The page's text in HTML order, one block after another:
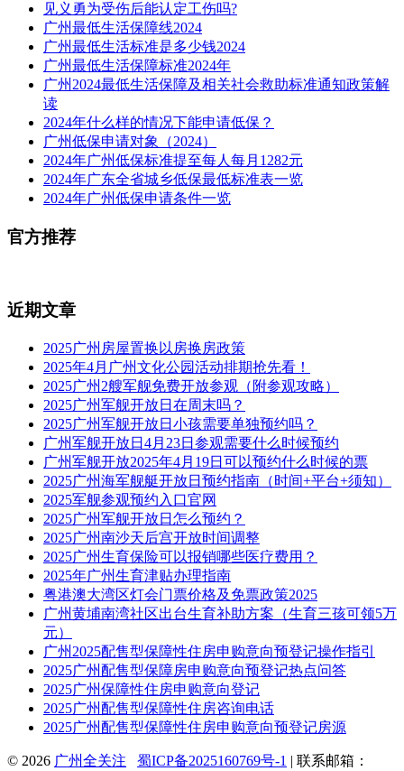
见义勇为受伤后能认定工伤吗?
广州最低生活保障线2024
广州最低生活标准是多少钱2024
广州最低生活保障标准2024年
广州2024最低生活保障及相关社会救助标准通知政策解
读
2024年什么样的情况下能申请低保？
广州低保申请对象（2024）
2024年广州低保标准提至每人每月1282元
2024年广东全省城乡低​保最低标准表一览
2024年广州低保申请条件一览
官方推荐
近期文章
2025广州房屋置换以房换房政策
2025年4月广州文化公园活动排期抢先看！
2025广州2艘军舰免费开放参观（附参观攻略）
2025广州军舰开放日在周末吗？
2025广州军舰开放日小孩需要单独预约吗？
广州军舰开放日4月23日参观需要什么时候预约
广州军舰开放2025年4月19日可以预约什么时候的票
2025广州海军舰艇开放日预约指南（时间+平台+须知）
2025军舰参观预约入口官网
2025广州军舰开放日怎么预约？
2025广州南沙天后宫开放时间调整
2025广州生育保险可以报销哪些医疗费用？
2025年广州生育津贴办理指南
粤港澳大湾区灯会门票价格及免票政策2025
广州黄埔南湾社区出台生育补助方案（生育三孩可领5万
元）
广州2025配售型保障性住房申购意向预登记操作指引
2025广州配售型保障房申购意向预登记热点问答
2025广州保障性住房申购意向登记
2025广州配售型保障性住房咨询电话
2025广州配售型保障性住房申购意向预登记房源
© 2026 广州全关注 蜀ICP备2025160769号-1 | 联系邮箱：